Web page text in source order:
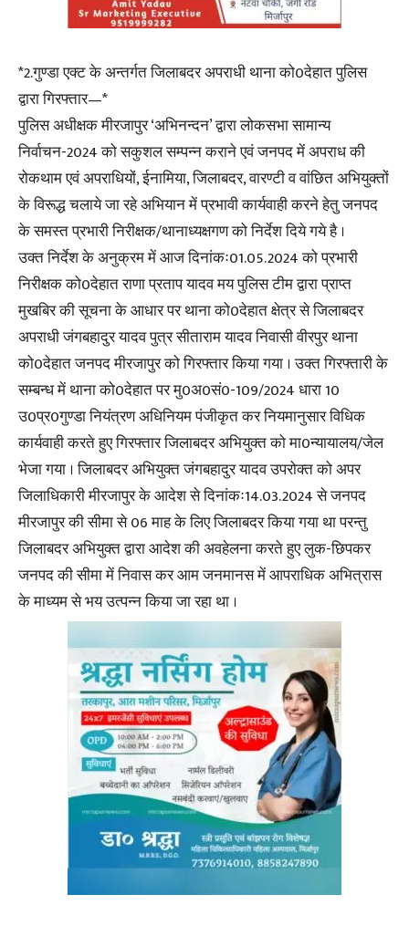
*2.गुण्डा एक्ट के अन्तर्गत जिलाबदर अपराधी थाना को0देहात पुलिस
द्वारा गिरफ्तार—*
पुलिस अधीक्षक मीरजापुर ‘अभिनन्दन’ द्वारा लोकसभा सामान्य
निर्वाचन-2024 को सकुशल सम्पन्न कराने एवं जनपद में अपराध की
रोकथाम एवं अपराधियों, ईनामिया, जिलाबदर, वारण्टी व वांछित अभियुक्तों
के विरूद्ध चलाये जा रहे अभियान में प्रभावी कार्यवाही करने हेतु जनपद
के समस्त प्रभारी निरीक्षक/थानाध्यक्षगण को निर्देश दिये गये है ।
उक्त निर्देश के अनुक्रम में आज दिनांकः01.05.2024 को प्रभारी
निरीक्षक को0देहात राणा प्रताप यादव मय पुलिस टीम द्वारा प्राप्त
मुखबिर की सूचना के आधार पर थाना को0देहात क्षेत्र से जिलाबदर
अपराधी जंगबहादुर यादव पुत्र सीताराम यादव निवासी वीरपुर थाना
को0देहात जनपद मीरजापुर को गिरफ्तार किया गया । उक्त गिरफ्तारी के
सम्बन्ध में थाना को0देहात पर मु0अ0सं0-109/2024 धारा 10
उ0प्र0गुण्डा नियंत्रण अधिनियम पंजीकृत कर नियमानुसार विधिक
कार्यवाही करते हुए गिरफ्तार जिलाबदर अभियुक्त को मा0न्यायालय/जेल
भेजा गया । जिलाबदर अभियुक्त जंगबहादुर यादव उपरोक्त को अपर
जिलाधिकारी मीरजापुर के आदेश से दिनांकः14.03.2024 से जनपद
मीरजापुर की सीमा से 06 माह के लिए जिलाबदर किया गया था परन्तु
जिलाबदर अभियुक्त द्वारा आदेश की अवहेलना करते हुए लुक-छिपकर
जनपद की सीमा में निवास कर आम जनमानस में आपराधिक अभित्रास
के माध्यम से भय उत्पन्न किया जा रहा था ।